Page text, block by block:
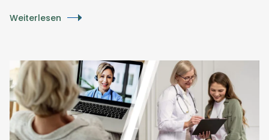
Weiterlesen